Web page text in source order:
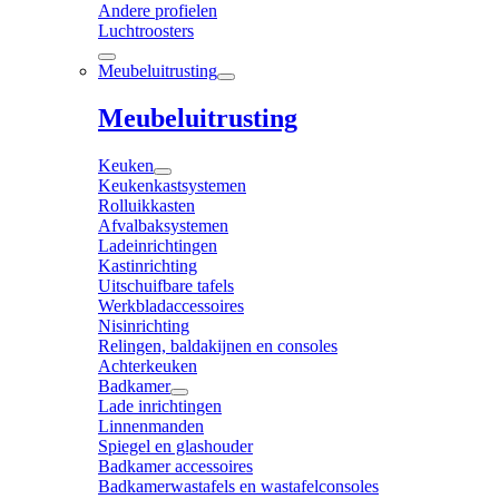
Andere profielen
Luchtroosters
Meubeluitrusting
Meubeluitrusting
Keuken
Keukenkastsystemen
Rolluikkasten
Afvalbaksystemen
Ladeinrichtingen
Kastinrichting
Uitschuifbare tafels
Werkbladaccessoires
Nisinrichting
Relingen, baldakijnen en consoles
Achterkeuken
Badkamer
Lade inrichtingen
Linnenmanden
Spiegel en glashouder
Badkamer accessoires
Badkamerwastafels en wastafelconsoles